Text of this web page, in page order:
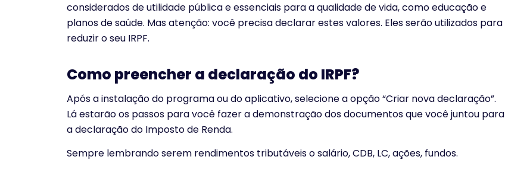
considerados de utilidade pública e essenciais para a qualidade de vida, como educação e
planos de saúde. Mas atenção: você precisa declarar estes valores. Eles serão utilizados para
reduzir o seu IRPF.
Como preencher a declaração do IRPF?
Após a instalação do programa ou do aplicativo, selecione a opção “Criar nova declaração”.
Lá estarão os passos para você fazer a demonstração dos documentos que você juntou para
a declaração do Imposto de Renda.
Sempre lembrando serem rendimentos tributáveis o salário, CDB, LC, ações, fundos.